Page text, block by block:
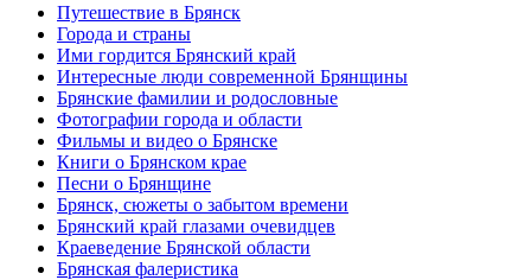
Путешествие в Брянск
Города и страны
Ими гордится Брянский край
Интересные люди современной Брянщины
Брянские фамилии и родословные
Фотографии города и области
Фильмы и видео о Брянске
Книги о Брянском крае
Песни о Брянщине
Брянск, сюжеты о забытом времени
Брянский край глазами очевидцев
Краеведение Брянской области
Брянская фалеристика